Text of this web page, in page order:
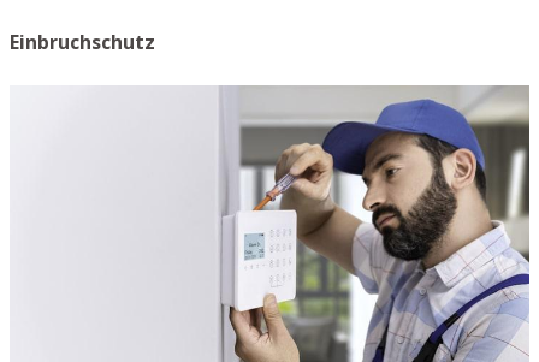
Einbruchschutz